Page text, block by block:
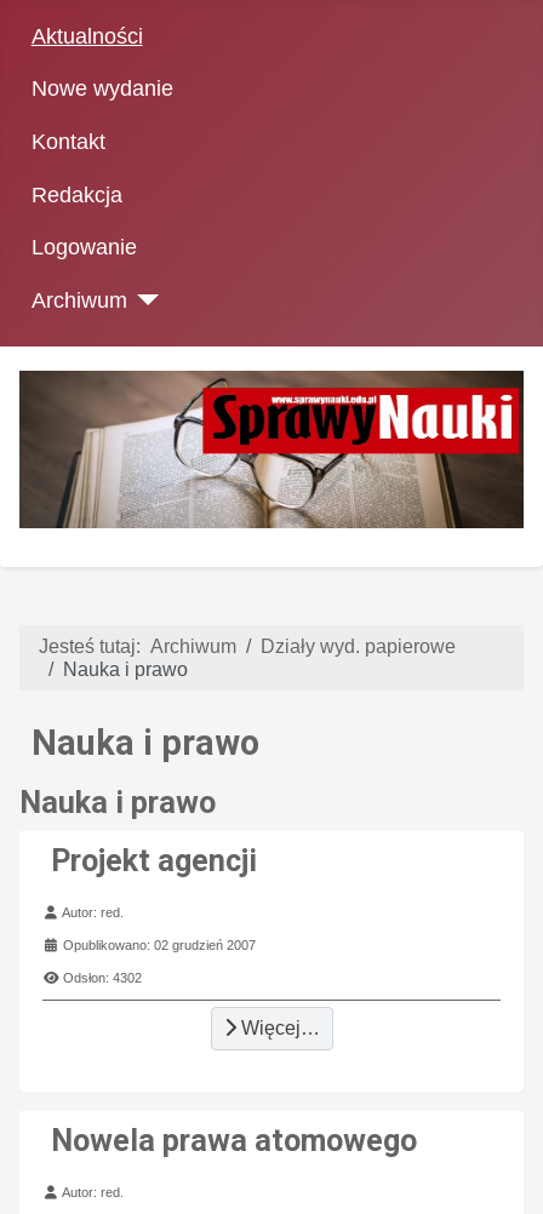
Aktualności
Nowe wydanie
Kontakt
Redakcja
Logowanie
Archiwum
Jesteś tutaj: Archiwum
Działy wyd. papierowe
Nauka i prawo
Nauka i prawo
Nauka i prawo
Projekt agencji
Szczegóły
Autor:red.
Opublikowano: 02 grudzień 2007
Odsłon: 4302
Więcej…
Nowela prawa atomowego
Szczegóły
Autor:red.